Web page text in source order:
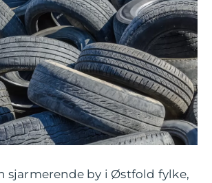
sjarmerende by i Østfold fylke,